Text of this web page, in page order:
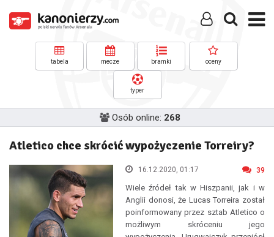
tabela mecze bramki oceny
typer
Osób online: 268
Atletico chce skrócić wypożyczenie Torreiry?
16.12.2020, 01:17 39
Wiele źródeł tak w Hiszpanii, jak i w
Anglii donosi, że Lucas Torreira został
poinformowany przez sztab Atletico o
możliwym skróceniu jego